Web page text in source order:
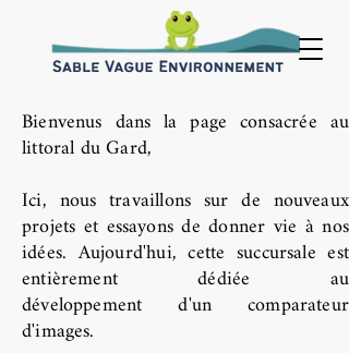
Bienvenus dans la page consacrée au
littoral du Gard,
Ici, nous travaillons sur de nouveaux
projets et essayons de donner vie à nos
idées. Aujourd'hui, cette succursale est
entièrement dédiée au
développement d'un comparateur
d'images.